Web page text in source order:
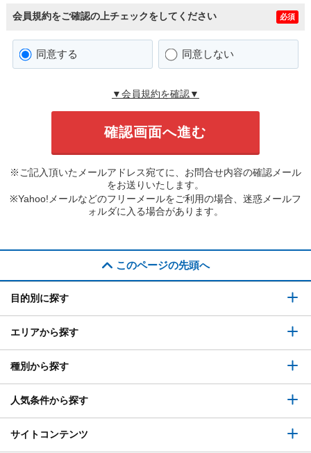
会員規約をご確認の上チェックをしてください 必須
同意する 同意しない
▼会員規約を確認▼
※ご記入頂いたメールアドレス宛てに、お問合せ内容の確認メール
をお送りいたします。
※Yahoo!メールなどのフリーメールをご利用の場合、迷惑メールフ
ォルダに入る場合があります。
このページの先頭へ
目的別に探す
エリアから探す
種別から探す
人気条件から探す
サイトコンテンツ